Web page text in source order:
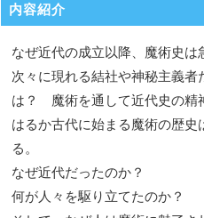
内容紹介
なぜ近代の成立以降、魔術史
次々に現れる結社や神秘主義者
は？ 魔術を通して近代史の精
はるか古代に始まる魔術の歴史
る。
なぜ近代だったのか？
何が人々を駆り立てたのか？